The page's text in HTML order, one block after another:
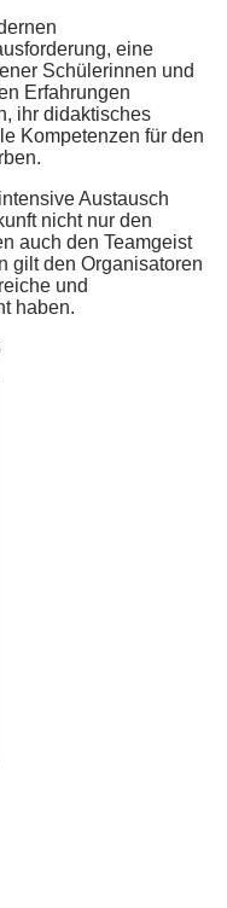
eine
Schülerinnen und
Erfahrungen
ihr didaktisches
Kompetenzen für den
Austausch
nicht nur den
auch den Teamgeist
gilt den Organisatoren
und
haben.